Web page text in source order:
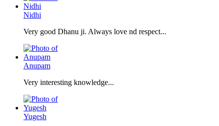
Nidhi
Very good Dhanu ji. Always love nd respect...
Anupam
Very interesting knowledge...
Yugesh